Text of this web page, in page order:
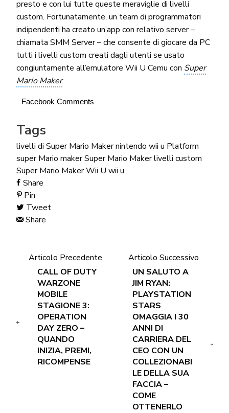
presto e con lui tutte queste meraviglie di livelli
custom. Fortunatamente, un team di programmatori
indipendenti ha creato un’app con relativo server –
chiamata SMM Server – che consente di giocare da PC
tutti i livelli custom creati dagli utenti se usato
congiuntamente all’emulatore Wii U Cemu con Super
Mario Maker.
Facebook Comments
Tags
livelli di Super Mario Makernintendo wii u Platform
super Mario makerSuper Mario Maker livelli custom
Super Mario Maker Wii U wii u
Share
Pin
Tweet
Share
Articolo Precedente
CALL OF DUTY
WARZONE
MOBILE
STAGIONE 3:
OPERATION
DAY ZERO –
QUANDO
INIZIA, PREMI,
RICOMPENSE
Articolo Successivo
UN SALUTO A
JIM RYAN:
PLAYSTATION
STARS
OMAGGIA I 30
ANNI DI
CARRIERA DEL
CEO CON UN
COLLEZIONABI
LE DELLA SUA
FACCIA –
COME
OTTENERLO